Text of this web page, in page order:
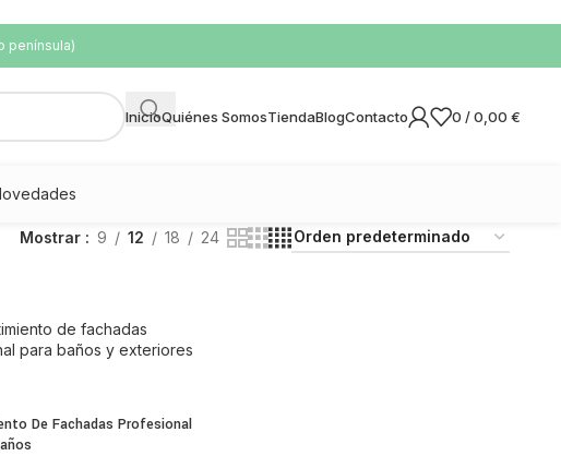
península)
InicioQuiénes SomosTiendaBlogContacto 0 /0,00 €
Mostrar 9 12 18 24
De Fachadas Profesional